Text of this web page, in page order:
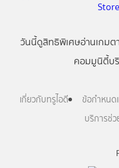
วันนี้ดูสิทธิพิเศษอ่านเกมต
คอมมูนิตี้บ
เกี่ยวกับทรูไอดี ข้อกำหนด
บริการช่ว